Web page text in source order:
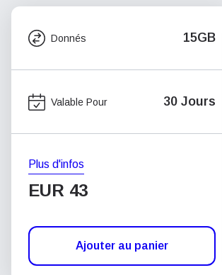
Donnés 15GB
Valable Pour 30 Jours
Plus d'infos
EUR 43
Ajouter au panier